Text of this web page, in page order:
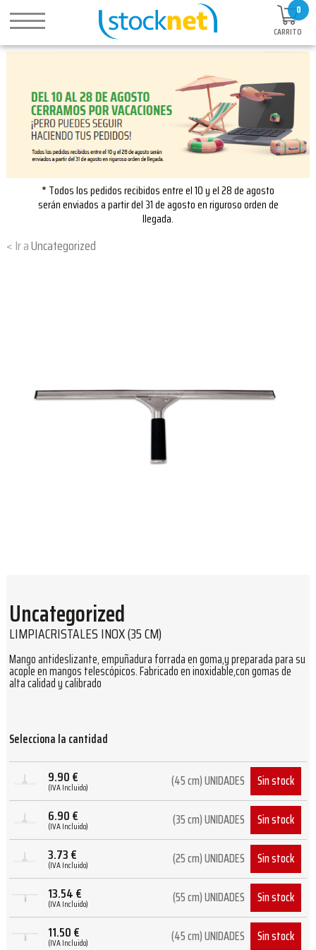
0
CARRITO
* Todos los pedidos recibidos entre el 10 y el 28 de agosto
serán enviados a partir del 31 de agosto en riguroso orden de
llegada.
Uncategorized
Uncategorized
LIMPIACRISTALES INOX (35 CM)
Mango antideslizante, empuñadura forrada en goma,y preparada para su
acople en mangos telescópicos. Fabricado en inoxidable,con gomas de
alta calidad y calibrado
Selecciona la cantidad
9.90€
(IVA Incluido) (45 cm) UNIDADES Sin stock
6.90€
(IVA Incluido) (35 cm) UNIDADES Sin stock
3.73€
(IVA Incluido) (25 cm) UNIDADES Sin stock
13.54€
(IVA Incluido) (55 cm) UNIDADES Sin stock
11.50€
(IVA Incluido) (45 cm) UNIDADES Sin stock